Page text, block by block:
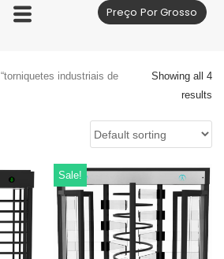
Preço Por Grosso
industriais de
Showing all 4
results
Sale!